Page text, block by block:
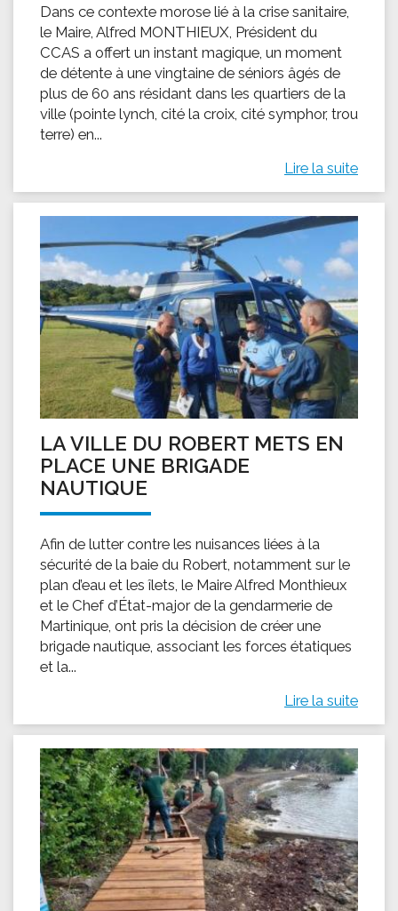
Dans ce contexte morose lié à la crise sanitaire,
le Maire, Alfred MONTHIEUX, Président du
CCAS a offert un instant magique, un moment
de détente à une vingtaine de séniors âgés de
plus de 60 ans résidant dans les quartiers de la
ville (pointe lynch, cité la croix, cité symphor, trou
terre) en...
Lire la suite
LA VILLE DU ROBERT METS EN
PLACE UNE BRIGADE
NAUTIQUE
Afin de lutter contre les nuisances liées à la
sécurité de la baie du Robert, notamment sur le
plan d’eau et les îlets, le Maire Alfred Monthieux
et le Chef d’État-major de la gendarmerie de
Martinique, ont pris la décision de créer une
brigade nautique, associant les forces étatiques
et la...
Lire la suite